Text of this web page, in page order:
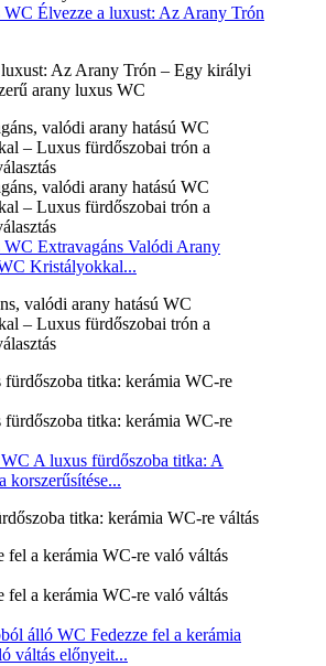
WC Élvezze a luxust: Az Arany Trón
Az Arany Trón – Egy királyi
arany luxus WC
WC Extravagáns Valódi Arany
Kristályokkal...
valódi arany hatású WC
– Luxus fürdőszobai trón a
WC A luxus fürdőszoba titka: A
korszerűsítése...
titka: kerámia WC-re váltás
álló WC Fedezze fel a kerámia
váltás előnyeit...